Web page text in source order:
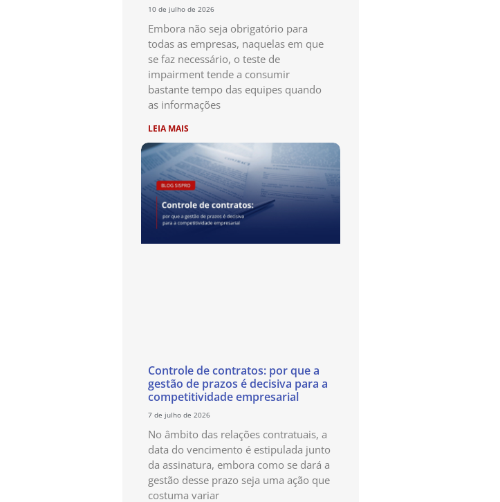
10 de julho de 2026
Embora não seja obrigatório para
todas as empresas, naquelas em que
se faz necessário, o teste de
impairment tende a consumir
bastante tempo das equipes quando
as informações
LEIA MAIS
Controle de contratos: por que a
gestão de prazos é decisiva para a
competitividade empresarial
7 de julho de 2026
No âmbito das relações contratuais, a
data do vencimento é estipulada junto
da assinatura, embora como se dará a
gestão desse prazo seja uma ação que
costuma variar